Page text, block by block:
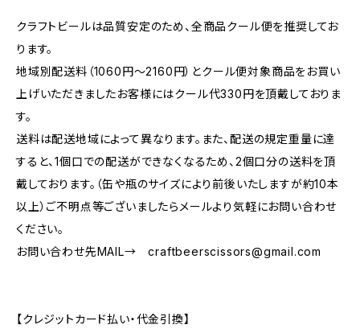
クラフトビールは品質安定のため、全商品クール便を推奨してお
ります。
地域別配送料（1060円～2160円）とクール便対象商品をお買い
上げいただきましたお客様にはクール代330円を頂戴しておりま
す。
送料は配送地域によって異なります。また、配送の規定重量に達
すると、1個口での配送ができなくなるため、2個口分の送料を頂
戴しております。（缶や瓶のサイズにより前後いたしますが約10本
以上）ご不明点等ございましたらメールより気軽にお問い合わせ
ください。
お問い合わせ先MAIL→craftbeerscissors@gmail.com
【クレジットカード払い・代金引換】